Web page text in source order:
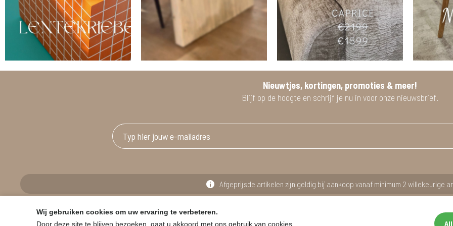
Nieuwtjes, kortingen, promoties & meer!
Blijf op de hoogte en schrijf je nu in voor onze nieuwsbrief.
Afgeprijsde artikelen zijn geldig bij aankoop vanaf minimum 2 willekeurige
© HOUSE & GARDEN - Zuiderdijk 25, 9230 Wetteren
Wij gebruiken cookies om uw ervaring te verbeteren.
Door deze site te blijven bezoeken, gaat u akkoord met ons gebruik van cookies.